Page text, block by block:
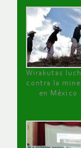
Wirakutas
contra la
en México